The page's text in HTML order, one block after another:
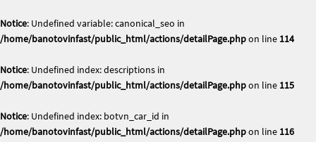
Notice: Undefined variable: canonical_seo in
/home/banotovinfast/public_html/actions/detailPage.phpon line 114
Notice: Undefined index: descriptions in
/home/banotovinfast/public_html/actions/detailPage.phpon line 115
Notice: Undefined index: botvn_car_id in
/home/banotovinfast/public_html/actions/detailPage.phpon line 116